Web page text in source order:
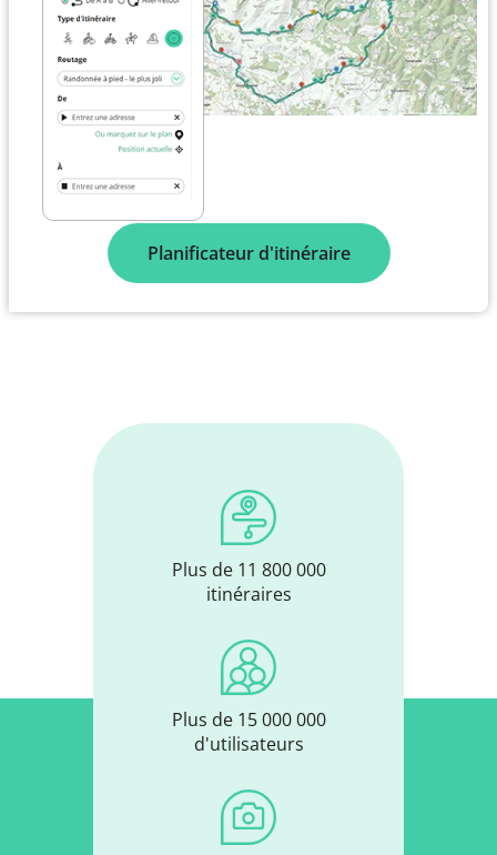
Planificateur d'itinéraire
Plus de 11 800 000
itinéraires
Plus de 15 000 000
d'utilisateurs